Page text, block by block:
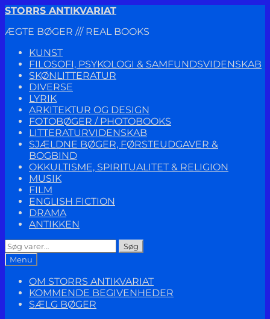
Spring
navigation
Spring
indhold
STORRS ANTIKVARIAT
ÆGTE BØGER /// REAL BOOKS
KUNST
FILOSOFI, PSYKOLOGI & SAMFUNDSVIDENSKAB
SKØNLITTERATUR
DIVERSE
LYRIK
ARKITEKTUR OG DESIGN
FOTOBØGER / PHOTOBOOKS
LITTERATURVIDENSKAB
SJÆLDNE BØGER, FØRSTEUDGAVER &
BOGBIND
OKKULTISME, SPIRITUALITET & RELIGION
MUSIK
FILM
ENGLISH FICTION
DRAMA
ANTIKKEN
Søg
efter:
Søg
Menu
OM STORRS ANTIKVARIAT
KOMMENDE BEGIVENHEDER
SÆLG BØGER